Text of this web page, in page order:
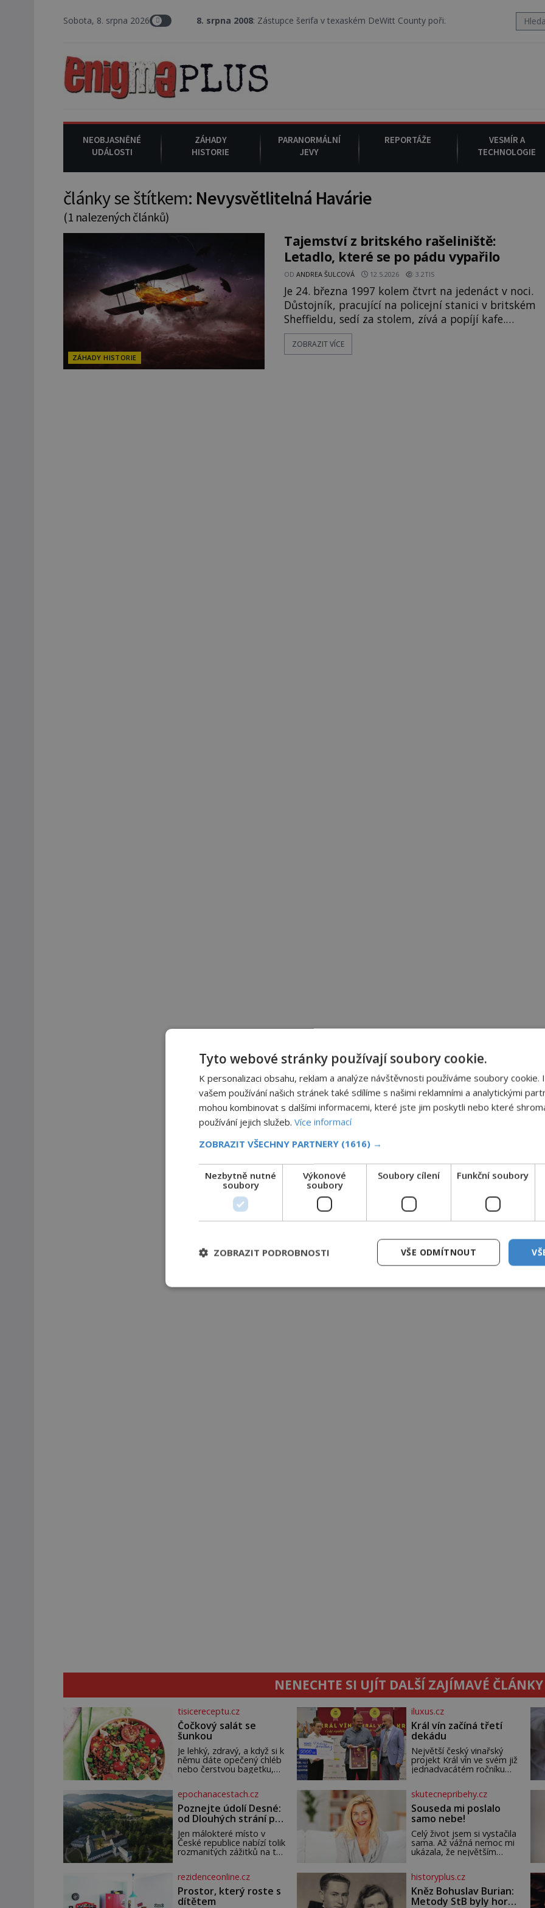
Sobota, 8. srpna 2026 8. srpna 2008: Zástupce šerifa v texaském DeWitt County pořizuje video, na kterém před jeho
NEOBJASNĚNÉ
UDÁLOSTI
ZÁHADY
HISTORIE
PARANORMÁLNÍ
JEVY
REPORTÁŽE
VESMÍR A
TECHNOLOGIE
články se štítkem: Nevysvětlitelná Havárie
(1 nalezených článků)
ZÁHADY HISTORIE
Tajemství z britského rašeliniště:
Letadlo, které se po pádu vypařilo
ODANDREA ŠULCOVÁ 12.5.2026 3.2TIS
Je 24. března 1997 kolem čtvrt na jedenáct v noci.
Důstojník, pracující na policejní stanici v britském
Sheffieldu, sedí za stolem, zívá a popíjí kafe.
Zazvoní telefon. Důstojník ho zvedne. Z druhé
strany se ozve mužský hlas: „V rašeliništi Howden
ZOBRAZIT VÍCE
NENECHTE SI UJÍT DALŠÍ ZAJÍMAVÉ ČLÁNKY
tisicereceptu.cz
Čočkový salát se
šunkou
Je lehký, zdravý, a když si k
němu dáte opečený chléb
nebo čerstvou bagetku,
oblíbené čočky 150 g
cherry rajčátek 1 velká
červená cibule 2 lžíce
iluxus.cz
Král vín začíná třetí
dekádu
Největší český vinařský
projekt Král vín ve svém již
jednadvacátém ročníku
porota z celkem 1260
vzorků od 157 vinařů. Král
vín, který se – i pře
epochanacestach.cz
Poznejte údolí Desné:
od Dlouhých strání po
termální prameny
Jen málokteré místo v
České republice nabízí tolik
rozmanitých zážitků na tak
Jeseníků. Během jediného
dne můžete nahlédnout
do útrob jedné z
skutecnepribehy.cz
Souseda mi poslalo
samo nebe!
Celý život jsem si vystačila
sama. Až vážná nemoc mi
ukázala, že největším
který je ochotný podat
pomocnou ruku. Vždycky
jsem byla spíš samotářka.
rezidenceonline.cz
Prostor, který roste s
dítětem
historyplus.cz
Kněz Bohuslav Burian:
Metody StB byly horší
Tyto webové stránky používají soubory cookie.
K personalizaci obsahu, reklam a analýze návštěvnosti používáme soubory cookie.
vašem používání našich stránek také sdílíme s našimi reklamními a analytickými
mohou kombinovat s dalšími informacemi, které jste jim poskytli nebo které
používání jejich služeb. Více informací
ZOBRAZIT VŠECHNY PARTNERY (1616) →
Nezbytně nutné
soubory
Výkonové
soubory
Soubory cílení Funkční soubory
VŠE ODMÍTNOUT
ZOBRAZIT PODROBNOSTI